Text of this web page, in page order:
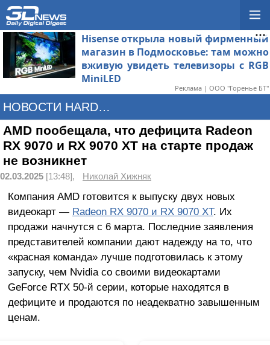
Hisense открыла новый фирменный
магазин в Подмосковье: там можно
вживую увидеть телевизоры с RGB
MiniLED
Реклама | ООО "Горенье БТ"
НОВОСТИ HARDWARE
AMD пообещала, что дефицита Radeon
RX 9070 и RX 9070 XT на старте продаж
не возникнет
02.03.2025 [13:48], Николай Хижняк
Компания AMD готовится к выпуску двух новых
видеокарт — Radeon RX 9070 и RX 9070 XT. Их
продажи начнутся с 6 марта. Последние заявления
представителей компании дают надежду на то, что
«красная команда» лучше подготовилась к этому
запуску, чем Nvidia со своими видеокартами
GeForce RTX 50-й серии, которые находятся в
дефиците и продаются по неадекватно завышенным
ценам.